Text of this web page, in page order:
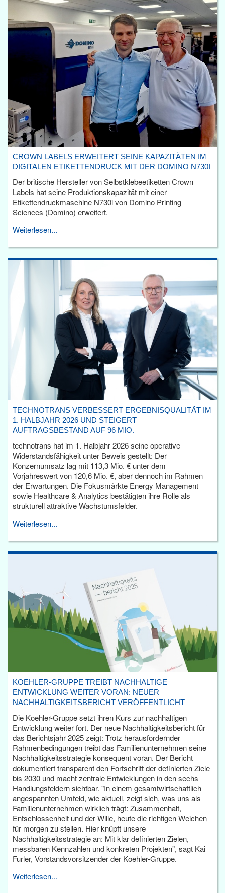
CROWN LABELS ERWEITERT SEINE KAPAZITÄTEN IM
DIGITALEN ETIKETTENDRUCK MIT DER DOMINO N730I
Der britische Hersteller von Selbstklebeetiketten Crown
Labels hat seine Produktionskapazität mit einer
Etikettendruckmaschine N730i von Domino Printing
Sciences (Domino) erweitert.
Weiterlesen...
TECHNOTRANS VERBESSERT ERGEBNISQUALITÄT IM
1. HALBJAHR 2026 UND STEIGERT
AUFTRAGSBESTAND AUF 96 MIO.
technotrans hat im 1. Halbjahr 2026 seine operative
Widerstandsfähigkeit unter Beweis gestellt: Der
Konzernumsatz lag mit 113,3 Mio. € unter dem
Vorjahreswert von 120,6 Mio. €, aber dennoch im Rahmen
der Erwartungen. Die Fokusmärkte Energy Management
sowie Healthcare & Analytics bestätigten ihre Rolle als
strukturell attraktive Wachstumsfelder.
Weiterlesen...
KOEHLER-GRUPPE TREIBT NACHHALTIGE
ENTWICKLUNG WEITER VORAN: NEUER
NACHHALTIGKEITSBERICHT VERÖFFENTLICHT
Die Koehler-Gruppe setzt ihren Kurs zur nachhaltigen
Entwicklung weiter fort. Der neue Nachhaltigkeitsbericht für
das Berichtsjahr 2025 zeigt: Trotz herausfordernder
Rahmenbedingungen treibt das Familienunternehmen seine
Nachhaltigkeitsstrategie konsequent voran. Der Bericht
dokumentiert transparent den Fortschritt der definierten Ziele
bis 2030 und macht zentrale Entwicklungen in den sechs
Handlungsfeldern sichtbar. "In einem gesamtwirtschaftlich
angespannten Umfeld, wie aktuell, zeigt sich, was uns als
Familienunternehmen wirklich trägt: Zusammenhalt,
Entschlossenheit und der Wille, heute die richtigen Weichen
für morgen zu stellen. Hier knüpft unsere
Nachhaltigkeitsstrategie an: Mit klar definierten Zielen,
messbaren Kennzahlen und konkreten Projekten", sagt Kai
Furler, Vorstandsvorsitzender der Koehler-Gruppe.
Weiterlesen...